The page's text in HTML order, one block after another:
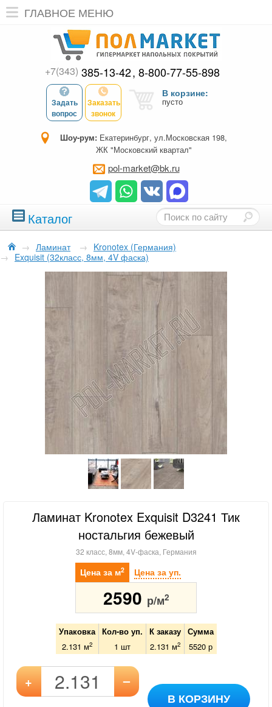
ГЛАВНОЕ МЕНЮ
+7(343) 385-13-42 8-800-77-55-898
Задать
вопрос
Заказать
звонок
В корзине:
пусто
Шоу-рум: Екатеринбург, ул.Московская 198,
ЖК "Московский квартал"
pol-market@bk.ru
Каталог
→ Ламинат → Kronotex (Германия)
→ Exquisit (32класс, 8мм, 4V фаска)
Ламинат Kronotex Exquisit D3241 Тик
ностальгия бежевый
32 класс, 8мм, 4V-фаска, Германия
Цена за м2 Цена за уп.
2590 р/м2
Упаковка Кол-во уп. К заказу
Сумма
2.131 м2 1 шт 2.131 м2 5520р
+ –
В КОРЗИНУ